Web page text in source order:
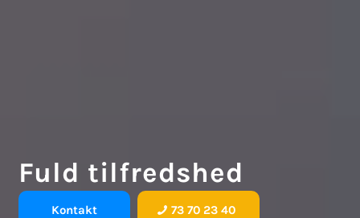
Fuld tilfredshed
Kontakt 73 70 23 40